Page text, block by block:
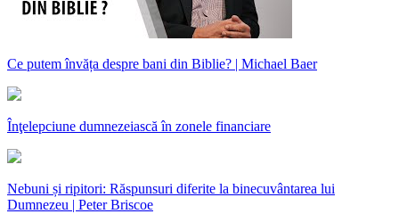
Ce putem învăța despre bani din Biblie? | Michael Baer
Înţelepciune dumnezeiască în zonele financiare
Nebuni și ripitori: Răspunsuri diferite la binecuvântarea lui
Dumnezeu | Peter Briscoe